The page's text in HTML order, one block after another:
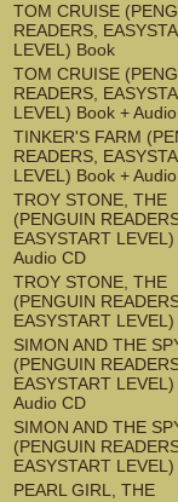
TOM CRUISE
READERS,
LEVEL) Book
TOM CRUISE
READERS,
LEVEL) Book +
TINKER'S FARM
READERS,
LEVEL) Book +
TROY STONE, THE
(PENGUIN
EASYSTART
Audio CD
TROY STONE, THE
(PENGUIN
EASYSTART
SIMON AND THE
(PENGUIN
EASYSTART
Audio CD
SIMON AND THE
(PENGUIN
EASYSTART
PEARL GIRL, THE